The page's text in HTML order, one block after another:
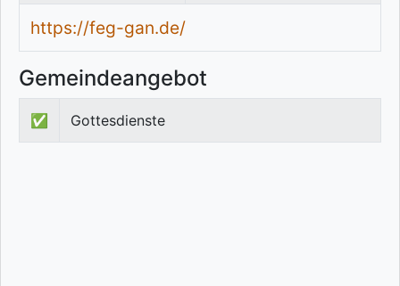
https://feg-gan.de/
Gemeindeangebot
✅ Gottesdienste